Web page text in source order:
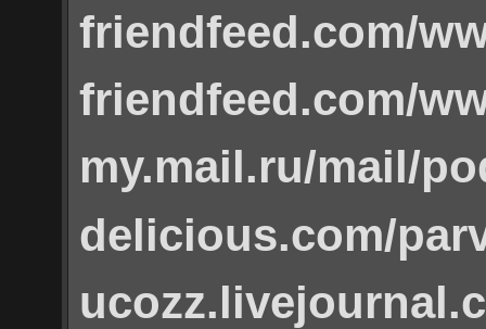
friendfeed.com/
friendfeed.com/
my.mail.ru/mail/
delicious.com/